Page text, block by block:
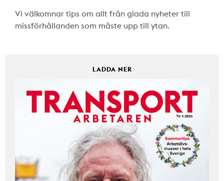
Vi välkomnar tips om allt från glada nyheter till
missförhållanden som måste upp till ytan.
LADDA NER